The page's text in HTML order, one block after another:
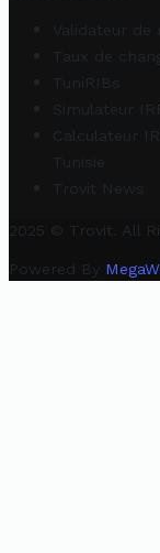
Validateur
Taux de
TuniRIBs
Simulateur
Calculateur
Tunisie
Trovit News
2025 © Trovit. All
Powered By